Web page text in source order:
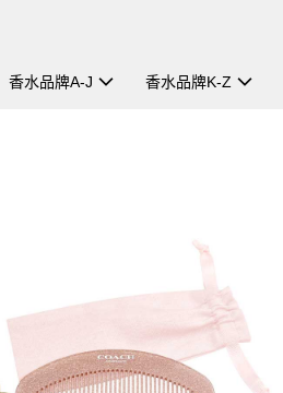
香水品牌A-J 香水品牌K-Z